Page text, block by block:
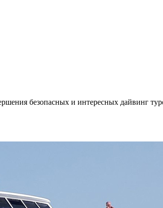
безопасных и интересных дайвинг